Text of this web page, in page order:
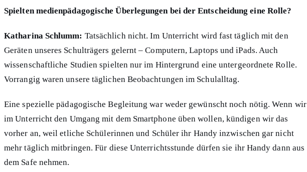
Spielten medienpädagogische Überlegungen bei der Entscheidung eine Rolle?
Katharina Schlumm: Tatsächlich nicht. Im Unterricht wird fast täglich mit den
Geräten unseres Schulträgers gelernt – Computern, Laptops und iPads. Auch
wissenschaftliche Studien spielten nur im Hintergrund eine untergeordnete Rolle.
Vorrangig waren unsere täglichen Beobachtungen im Schulalltag.
Eine spezielle pädagogische Begleitung war weder gewünscht noch nötig. Wenn wir
im Unterricht den Umgang mit dem Smartphone üben wollen, kündigen wir das
vorher an, weil etliche Schülerinnen und Schüler ihr Handy inzwischen gar nicht
mehr täglich mitbringen. Für diese Unterrichtsstunde dürfen sie ihr Handy dann aus
dem Safe nehmen.